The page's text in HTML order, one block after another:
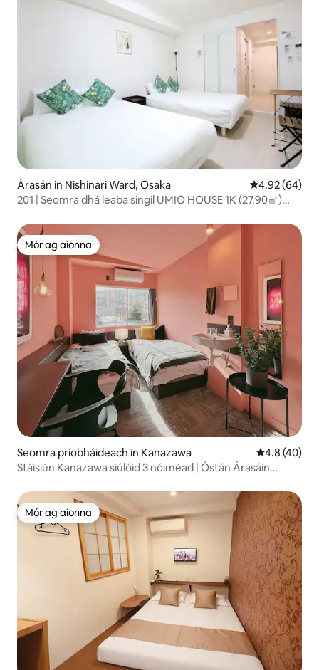
Árasán in Nishinari Ward, Osaka Meánrátáil
4.92 (64)
201 | Seomra dhá leaba singil UMIO HOUSE 1K (27.90㎡)
Mór ag aíonna
Mór ag aíonna
Seomra príobháideach in Kanazawa Meánrátáil
4.8 (40)
Stáisiún Kanazawa siúlóid 3 nóiméad | Óstán Árasáin
Seiceáil Amach Oíche ar fáil
Mór ag aíonna
Mór ag aíonna